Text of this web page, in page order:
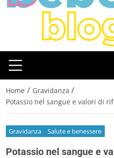
Home / Gravidanza /
Potassio nel sangue e valori di
Gravidanza Salute e benessere
Potassio nel sangue e